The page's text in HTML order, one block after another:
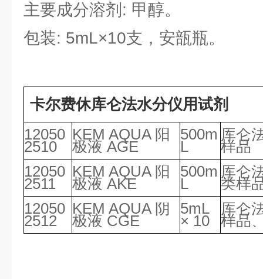
主要成分溶剂: 甲醇。
包装: 5mL×10支，安瓿瓶。
卡尔费休库仑法水分仪用试剂
12050
2510
KEM AQUA 阳
极液 AGE
500m
L
库仑
样品
12050
2511
KEM AQUA 阳
极液 AKE
500m
L
库仑
类样
12050
2512
KEM AQUA 阴
极液 CGE
5mL
× 10
库仑
样品